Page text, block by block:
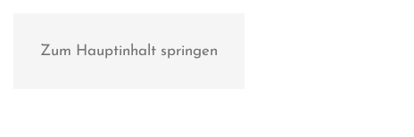
Zum Hauptinhalt springen